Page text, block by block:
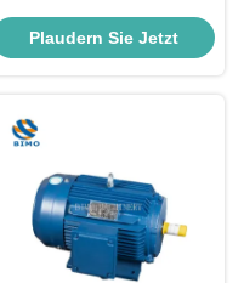
Induktionsmotor
Plaudern Sie Jetzt